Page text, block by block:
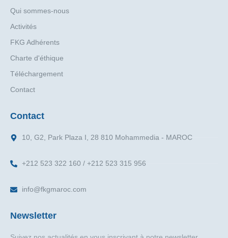
Qui sommes-nous
Activités
FKG Adhérents
Charte d'éthique
Téléchargement
Contact
Contact
10, G2, Park Plaza I, 28 810 Mohammedia - MAROC
+212 523 322 160 / +212 523 315 956
info@fkgmaroc.com
Newsletter